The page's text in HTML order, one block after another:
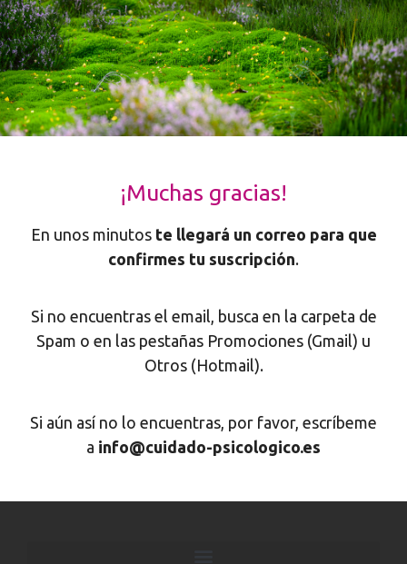
¡Muchas gracias!
En unos minutos te llegará un correo para que
confirmes tu suscripción.
Si no encuentras el email, busca en la carpeta de
Spam o en las pestañas Promociones (Gmail) u
Otros (Hotmail).
Si aún así no lo encuentras, por favor, escríbeme
a info@cuidado-psicologico.es